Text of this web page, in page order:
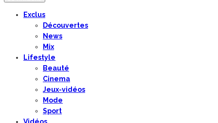
Exclus
Découvertes
News
Mix
Lifestyle
Beauté
Cinema
Jeux-vidéos
Mode
Sport